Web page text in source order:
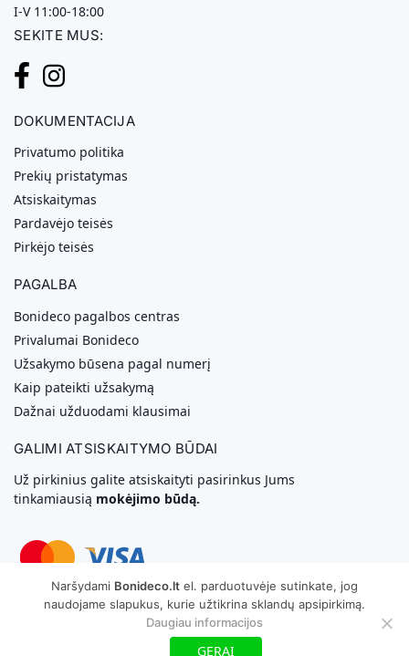
I-V 11:00-18:00
SEKITE MUS:
DOKUMENTACIJA
Privatumo politika
Prekių pristatymas
Atsiskaitymas
Pardavėjo teisės
Pirkėjo teisės
PAGALBA
Bonideco pagalbos centras
Privalumai Bonideco
Užsakymo būsena pagal numerį
Kaip pateikti užsakymą
Dažnai užduodami klausimai
GALIMI ATSISKAITYMO BŪDAI
Už pirkinius galite atsiskaityti pasirinkus Jums
tinkamiausią mokėjimo būdą.
Svetainių Kūrimas
Copyright © 2026 MB „Bonideco“. Visos teisės saugomos
Naršydami Bonideco.lt el. parduotuvėje sutinkate, jog
naudojame slapukus, kurie užtikrina sklandų apsipirkimą.
Daugiau informacijos
GERAI